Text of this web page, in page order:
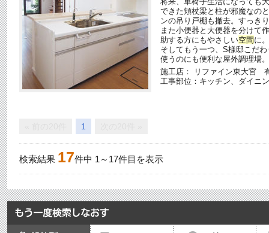
できた頬杖梁と柱が邪魔なの
ンの吊り戸棚も撤去。すっき
また小便器と大便器を分けて
助する方にもやさしい空間 に。
そしてもう一つ、S様邸こだ
使うのにも便利な屋外調理場
施工店： リファイン東大宮
工事部位：キッチン、ダイニ
1
検索結果 17件中 1 ～ 17件目を表示